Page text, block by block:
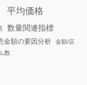
平均価格
数量関連指標
金額の要因分析 金額/店
数